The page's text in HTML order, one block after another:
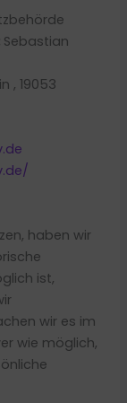
Sebastian
, 19053
haben wir
ist,
wir es im
wie möglich,